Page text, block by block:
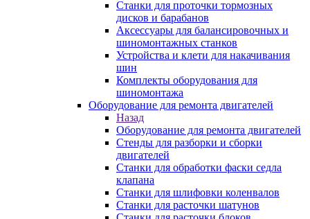
Станки для проточки тормозных
дисков и барабанов
Аксессуары для балансировочных и
шиномонтажных станков
Устройства и клети для накачивания
шин
Комплекты оборудования для
шиномонтажа
Оборудование для ремонта двигателей
Назад
Оборудование для ремонта двигателей
Стенды для разборки и сборки
двигателей
Станки для обработки фаски седла
клапана
Станки для шлифовки коленвалов
Станки для расточки шатунов